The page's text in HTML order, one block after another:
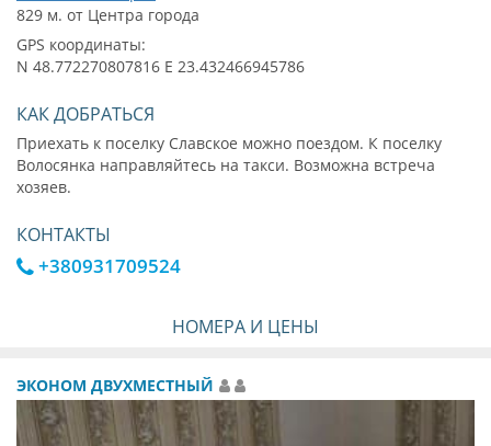
829 м. от Центра города
GPS координаты:
N 48.772270807816 E 23.432466945786
КАК ДОБРАТЬСЯ
Приехать к поселку Славское можно поездом. К поселку
Волосянка направляйтесь на такси. Возможна встреча
хозяев.
КОНТАКТЫ
+380931709524
НОМЕРА И ЦЕНЫ
ЭКОНОМ ДВУХМЕСТНЫЙ